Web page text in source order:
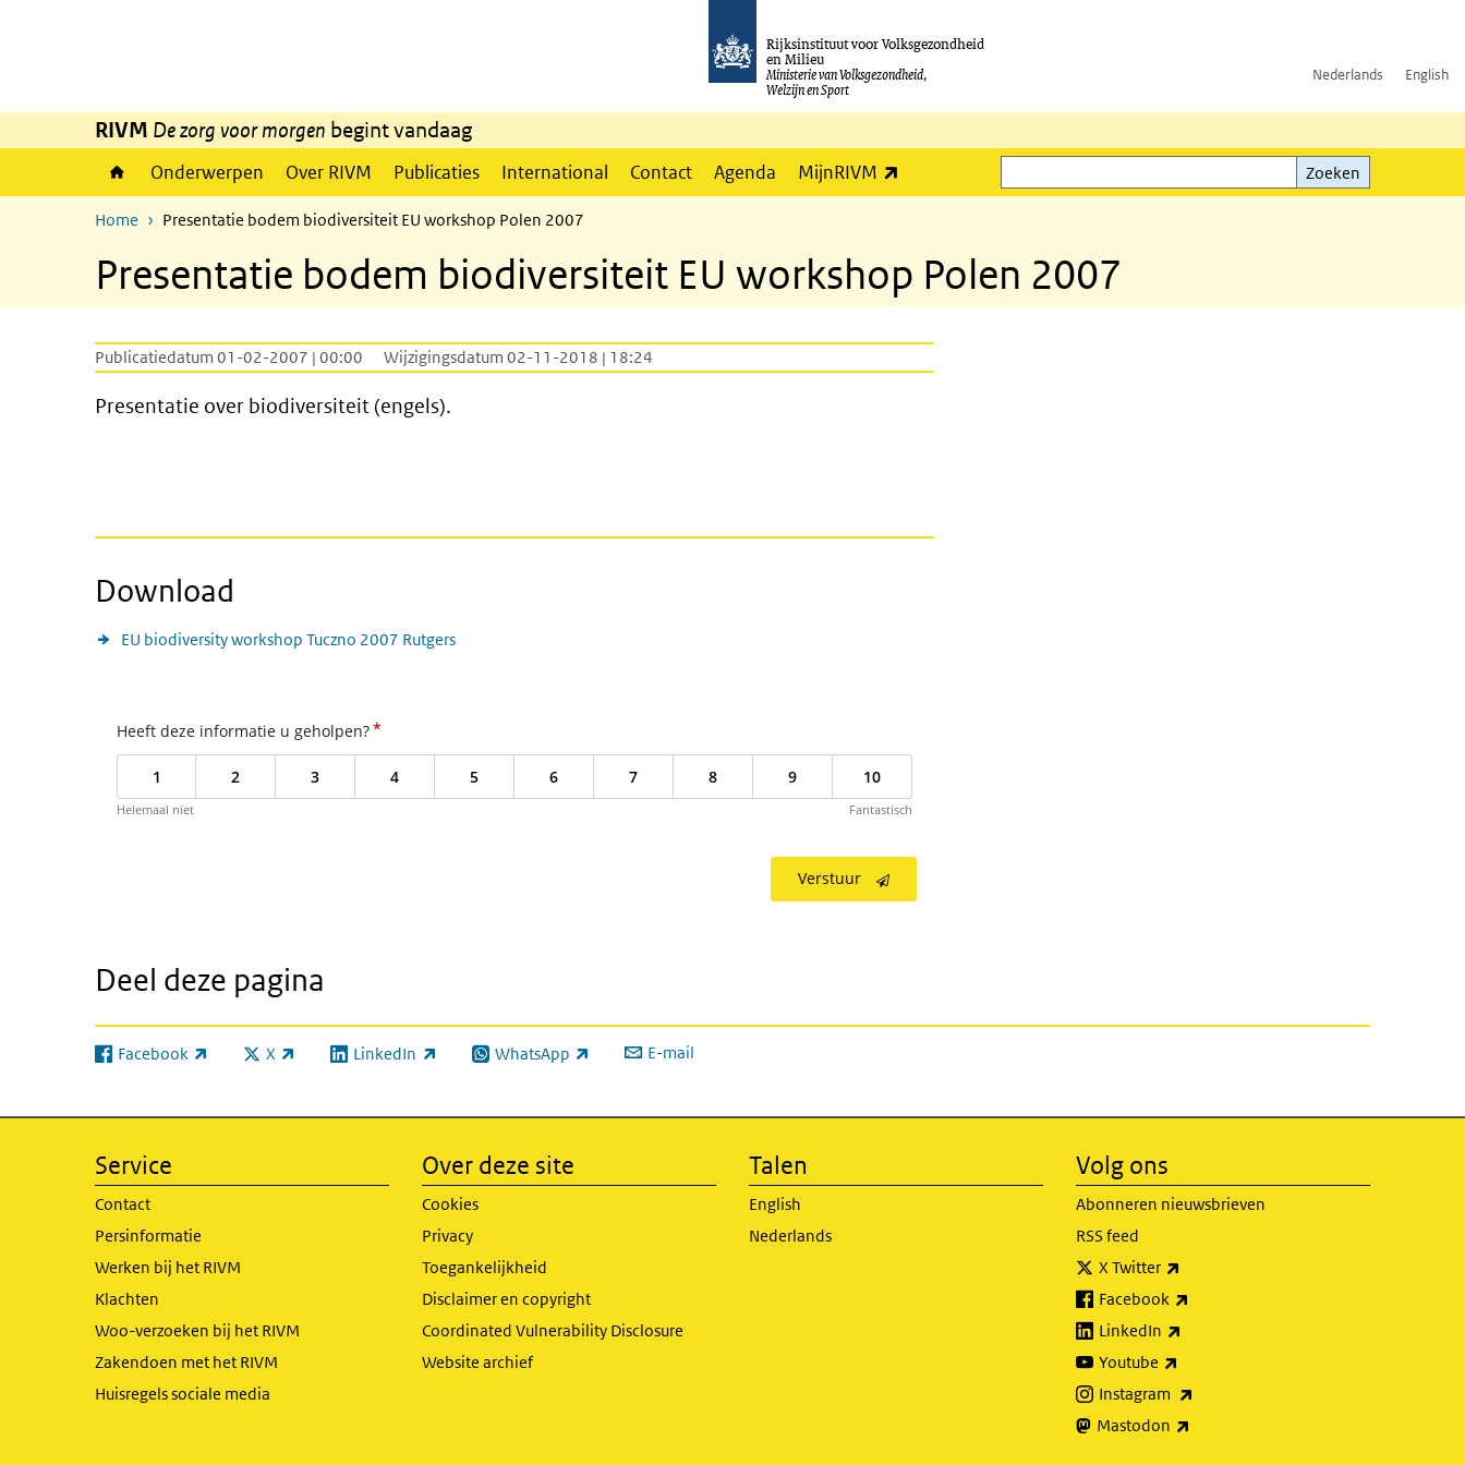
Rijksinstituut voor Volksgezondheid
en Milieu
Ministerie van Volksgezondheid,
Welzijn en Sport
Nederlands English
RIVM De zorg voor morgen begint vandaag
Onderwerpen Over RIVM Publicaties International Contact Agenda MijnRIVM
Zoeken
Zoeken
Home Presentatie bodem biodiversiteit EU workshop Polen 2007
Presentatie bodem biodiversiteit EU workshop Polen 2007
Publicatiedatum 01-02-2007 | 00:00 Wijzigingsdatum 02-11-2018 | 18:24
Presentatie over biodiversiteit (engels).
Download
EU biodiversity workshop Tuczno 2007 Rutgers
Heeft deze informatie u geholpen?*
1 2 3 4 5 6 7 8 9 10
Helemaal niet Fantastisch
Verstuur
Deel deze pagina
Facebook
(externe link) X
(externe link) LinkedIn
(externe link) WhatsApp
(externe link) E-mail
Service
Contact
Persinformatie
Werken bij het RIVM
Klachten
Woo-verzoeken bij het RIVM
Zakendoen met het RIVM
Huisregels sociale media
Over deze site
Cookies
Privacy
Toegankelijkheid
Disclaimer en copyright
Coordinated Vulnerability Disclosure
Website archief
Talen
English
Nederlands
Volg ons
Abonneren nieuwsbrieven
RSS feed
X Twitter
Facebook
LinkedIn
Youtube
Instagram
Mastodon